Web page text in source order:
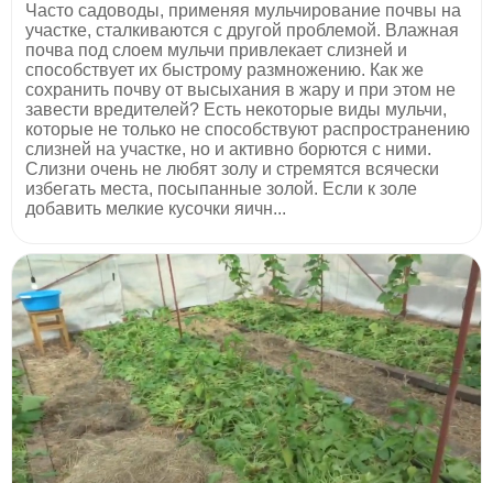
Часто садоводы, применяя мульчирование почвы на
участке, сталкиваются с другой проблемой. Влажная
почва под слоем мульчи привлекает слизней и
способствует их быстрому размножению. Как же
сохранить почву от высыхания в жару и при этом не
завести вредителей? Есть некоторые виды мульчи,
которые не только не способствуют распространению
слизней на участке, но и активно борются с ними.
Слизни очень не любят золу и стремятся всячески
избегать места, посыпанные золой. Если к золе
добавить мелкие кусочки яичн...